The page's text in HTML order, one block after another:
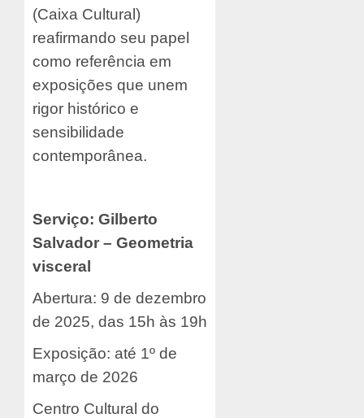
(Caixa Cultural)
reafirmando seu papel
como referência em
exposições que unem
rigor histórico e
sensibilidade
contemporânea.
Serviço: Gilberto
Salvador – Geometria
visceral
Abertura: 9 de dezembro
de 2025, das 15h às 19h
Exposição: até 1º de
março de 2026
Centro Cultural do